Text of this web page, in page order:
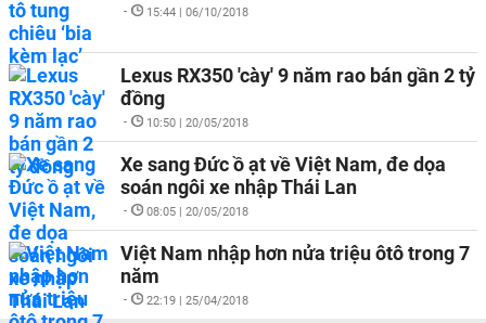
- 15:44 | 06/10/2018
Lexus RX350 'cày' 9 năm rao bán gần 2 tỷ
đồng
- 10:50 | 20/05/2018
Xe sang Đức ồ ạt về Việt Nam, đe dọa
soán ngôi xe nhập Thái Lan
- 08:05 | 20/05/2018
Việt Nam nhập hơn nửa triệu ôtô trong 7
năm
- 22:19 | 25/04/2018